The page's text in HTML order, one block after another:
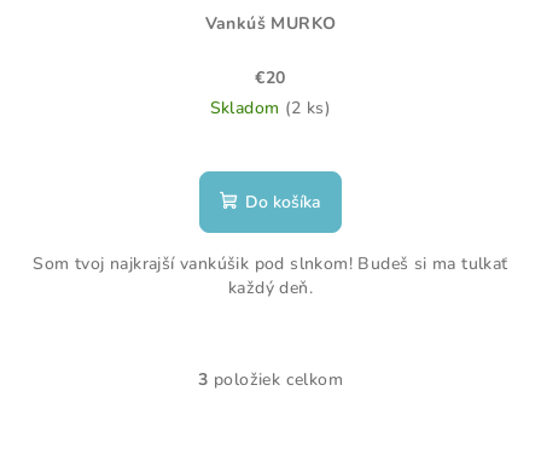
Vankúš MURKO
€20
Skladom (2 ks)
Do košíka
Som tvoj najkrajší vankúšik pod slnkom! Budeš si ma tulkať
každý deň.
O
3 položiek celkom